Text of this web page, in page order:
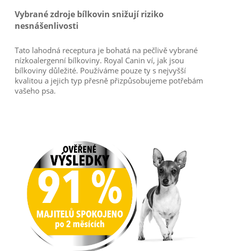
Vybrané zdroje bílkovin snižují riziko
nesnášenlivosti
Tato lahodná receptura je bohatá na pečlivě vybrané
nízkoalergenní bílkoviny. Royal Canin ví, jak jsou
bílkoviny důležité. Používáme pouze ty s nejvyšší
kvalitou a jejich typ přesně přizpůsobujeme potřebám
vašeho psa.